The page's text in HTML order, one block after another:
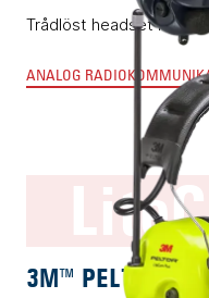
Trådlöst headset med
ANALOG
3M™ PELTOR™